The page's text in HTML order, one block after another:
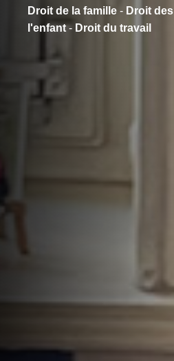
Droit de la famille - Droit
l'enfant- Droit du travail